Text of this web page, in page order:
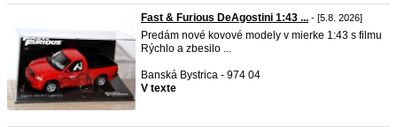
Fast & Furious DeAgostini 1:43 ... - [5.8. 2026]
Predám nové kovové modely v mierke 1:43 s filmu
Rýchlo a zbesilo ...
Banská Bystrica - 974 04
V texte